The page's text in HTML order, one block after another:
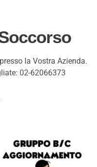
la Vostra Azienda.
02-62066373